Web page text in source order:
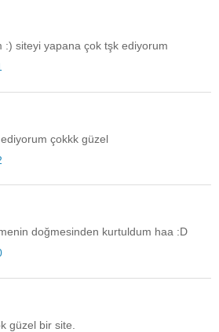
:) siteyi yapana çok tşk ediyorum
çokkk güzel
doğmesinden kurtuldum haa :D
güzel bir site.